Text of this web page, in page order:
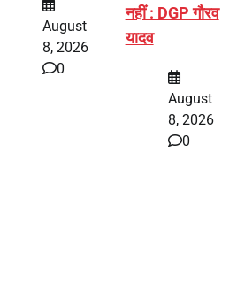
August
8, 2026
0
नहीं : DGP गौरव
यादव
August
8, 2026
0